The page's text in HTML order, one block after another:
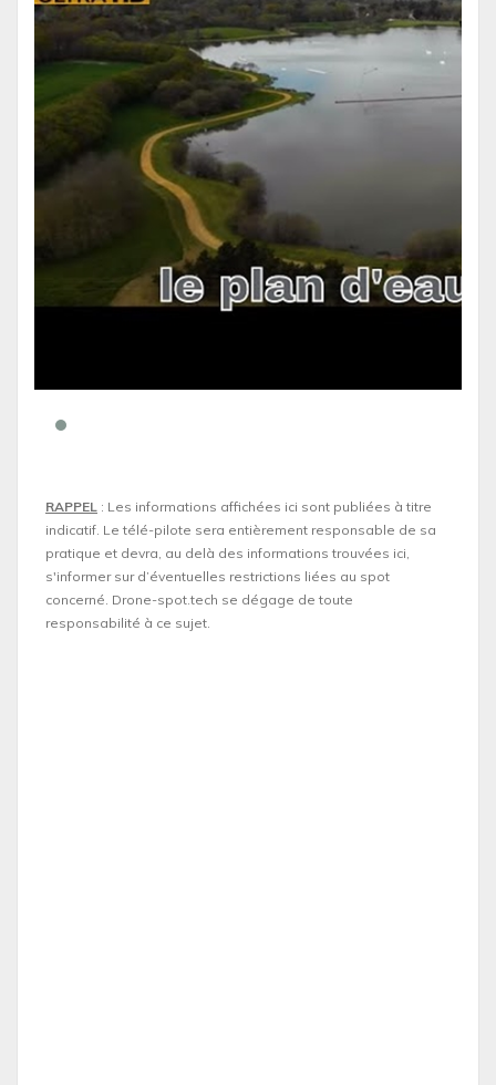
RAPPEL : Les informations affichées ici sont publiées à titre
indicatif. Le télé-pilote sera entièrement responsable de sa
pratique et devra, au delà des informations trouvées ici,
s'informer sur d’éventuelles restrictions liées au spot
concerné. Drone-spot.tech se dégage de toute
responsabilité à ce sujet.